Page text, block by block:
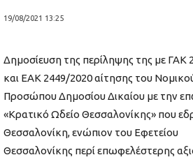
19/08/2021 13:25
Δημοσίευση της περίληψης της με ΓΑΚ
και ΕΑΚ 2449/2020 αίτησης του
Προσώπου Δημοσίου Δικαίου με την
«Κρατικό Ωδείο Θεσσαλονίκης» που
Θεσσαλονίκη, ενώπιον του Εφετείου
Θεσσαλονίκης περί επωφελέστερης